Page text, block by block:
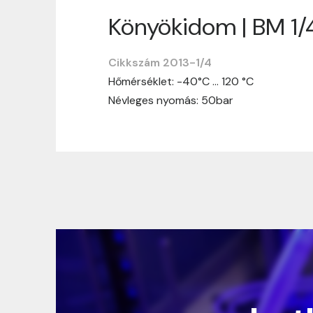
Könyökidom | BM 1/
Cikkszám 2013-1/4
Hőmérséklet: -40°C … 120 °C
Névleges nyomás: 50bar
Szállítási
Nagyon köszönjük, hogy
vásárlásotok gördülékenyen és